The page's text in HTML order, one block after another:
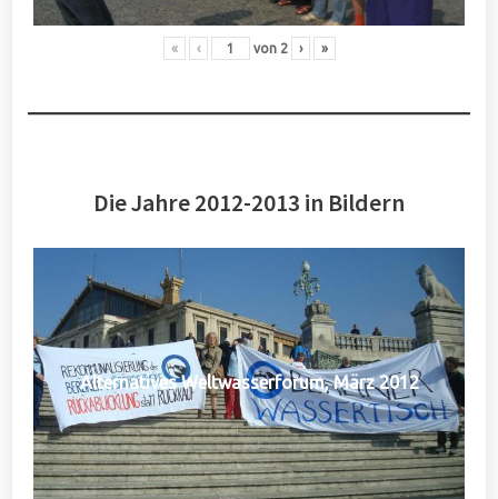
« ‹ von 2 › »
Die Jahre 2012-2013 in Bildern
Alternatives Weltwasserforum, März 2012